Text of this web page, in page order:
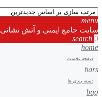
menu
سایت جامع ایمنی و آتش نشانی Ir125
search 0
home
صفحه نخست
bars
دسته بندی ها
bag